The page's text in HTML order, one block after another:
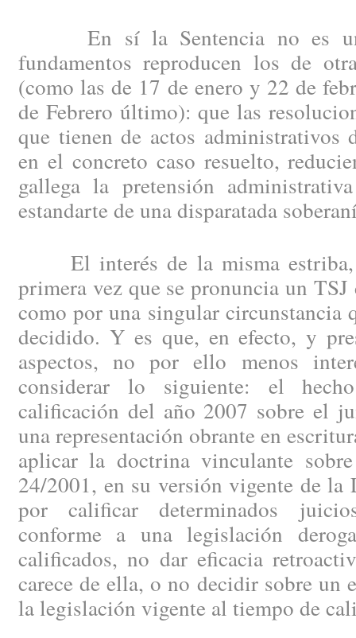
En sí la Sentencia no es una
fundamentos reproducen los de
(como las de 17 de enero y 22 de
de Febrero último): que las
que tienen de actos administrativos
en el concreto caso resuelto,
gallega la pretensión
estandarte de una disparatada
El interés de la misma estriba,
primera vez que se pronuncia un
como por una singular circunstancia
decidido. Y es que, en efecto, y
aspectos, no por ello menos
considerar lo siguiente: el
calificación del año 2007 sobre el
una representación obrante en
aplicar la doctrina vinculante
24/2001, en su versión vigente de la
por calificar determinados
conforme a una legislación
calificados, no dar eficacia
carece de ella, o no decidir sobre un
la legislación vigente al tiempo de